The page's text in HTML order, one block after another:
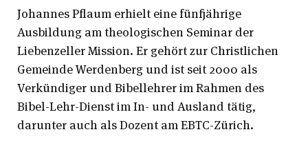
Johannes Pflaum erhielt eine fünfjährige
Ausbildung am theologischen Seminar der
Liebenzeller Mission. Er gehört zur Christlichen
Gemeinde Werdenberg und ist seit 2000 als
Verkündiger und Bibellehrer im Rahmen des
Bibel-Lehr-Dienst im In- und Ausland tätig,
darunter auch als Dozent am EBTC-Zürich.